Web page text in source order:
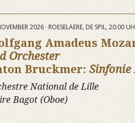
2026 · ROESELAERE, DE SPIL, 20:00
Amadeus
Orchester
Bruckmer: Sinfonie
National de Lille
Bagot (Oboe)